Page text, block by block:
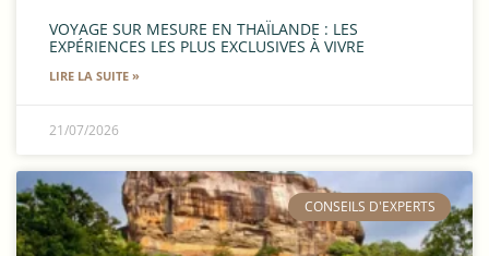
VOYAGE SUR MESURE EN THAÏLANDE : LES
EXPÉRIENCES LES PLUS EXCLUSIVES À VIVRE
LIRE LA SUITE »
21/07/2026
​CONSEILS D'EXPERTS